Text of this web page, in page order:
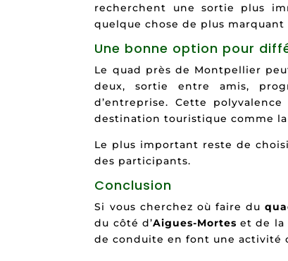
recherchent une sortie plus
quelque chose de plus marquant
Une bonne option pour
Le quad près de Montpellier
deux, sortie entre amis,
d’entreprise. Cette
destination touristique comme la
Le plus important reste de
des participants.
Conclusion
Si vous cherchez où faire du
du côté d’Aigues-Mortes et de la
de conduite en font une activité